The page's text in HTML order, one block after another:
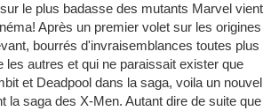
le plus badasse des mutants Marvel vient
Après un premier volet sur les origines
bourrés d'invraisemblances toutes plus
les autres et qui ne paraissait exister que
et Deadpool dans la saga, voila un nouvel
la saga des X-Men. Autant dire de suite que